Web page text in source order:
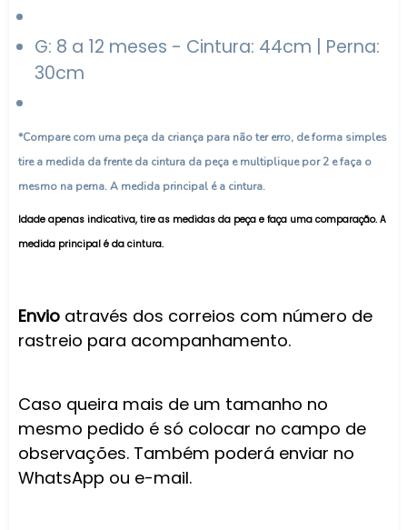
G: 8 a 12 meses - Cintura: 44cm | Perna:
30cm
*Compare com uma peça da criança para não ter erro, de forma simples
tire a medida da frente da cintura da peça e multiplique por 2 e faça o
mesmo na perna. A medida principal é a cintura.
Idade apenas indicativa, tire as medidas da peça e faça uma comparação. A
medida principal é da cintura.
Envio através dos correios com número de
rastreio para acompanhamento.
Caso queira mais de um tamanho no
mesmo pedido é só colocar no campo de
observações. Também poderá enviar no
WhatsApp ou e-mail.